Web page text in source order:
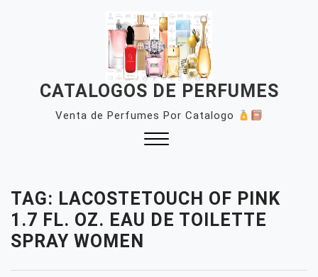
CATALOGOS DE PERFUMES
Venta de Perfumes Por Catalogo
TAG: LACOSTETOUCH OF PINK
1.7 FL. OZ. EAU DE TOILETTE
SPRAY WOMEN